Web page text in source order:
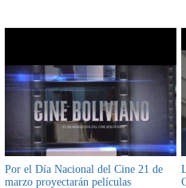
Por el Día Nacional del Cine 21 de
marzo proyectarán películas